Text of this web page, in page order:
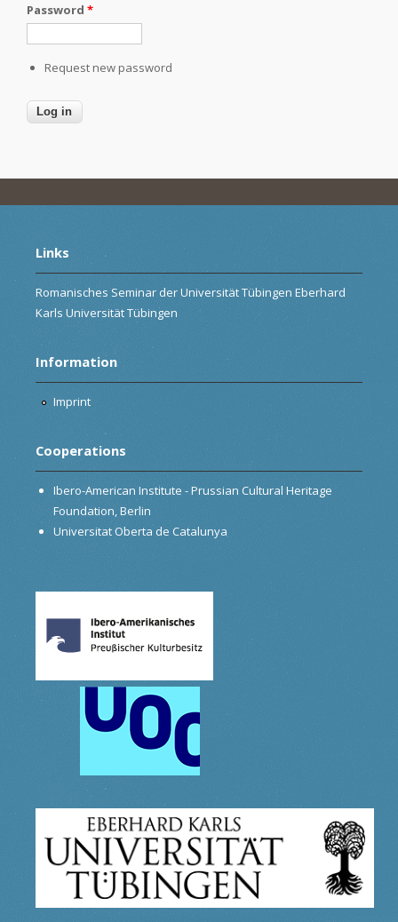
Password *
Request new password
Links
Romanisches Seminar der Universität Tübingen Eberhard
Karls Universität Tübingen
Information
Imprint
Cooperations
Ibero-American Institute - Prussian Cultural Heritage
Foundation, Berlin
Universitat Oberta de Catalunya